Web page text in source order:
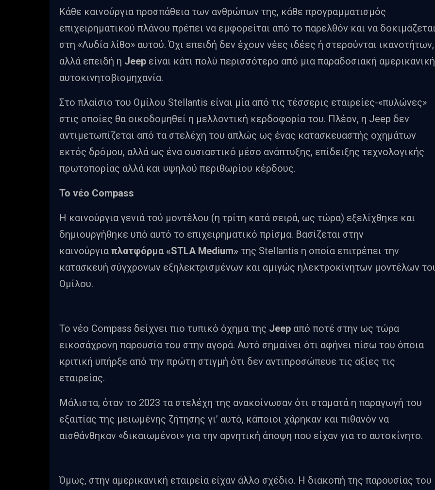
Κάθε καινούργια προσπάθεια των ανθρώπων της, κάθε προγραμματισμός
επιχειρηματικού πλάνου πρέπει να εμφορείται από το παρελθόν και να
στη «Λυδία λίθο» αυτού. Όχι επειδή δεν έχουν νέες ιδέες ή στερούνται ικανοτήτων,
αλλά επειδή η Jeep είναι κάτι πολύ περισσότερο από μια παραδοσιακή αμερικανική
αυτοκινητοβιομηχανία.
Στο πλαίσιο του Ομίλου Stellantis είναι μία από τις τέσσερις εταιρείες-«πυλώνες»
στις οποίες θα οικοδομηθεί η μελλοντική κερδοφορία του. Πλέον, η Jeep δεν
αντιμετωπίζεται από τα στελέχη του απλώς ως ένας κατασκευαστής οχημάτων
εκτός δρόμου, αλλά ως ένα ουσιαστικό μέσο ανάπτυξης, επίδειξης τεχνολογικής
πρωτοπορίας αλλά και υψηλού περιθωρίου κέρδους.
Το νέο Compass
Η καινούργια γενιά τού μοντέλου (η τρίτη κατά σειρά, ως τώρα) εξελίχθηκε και
δημιουργήθηκε υπό αυτό το επιχειρηματικό πρίσμα. Βασίζεται στην
καινούργια πλατφόρμα «STLA Medium» της Stellantis η οποία επιτρέπει την
κατασκευή σύγχρονων εξηλεκτρισμένων και αμιγώς ηλεκτροκίνητων μοντέλων
Ομίλου.
Το νέο Compass δείχνει πιο τυπικό όχημα της Jeep από ποτέ στην ως τώρα
εικοσάχρονη παρουσία του στην αγορά. Αυτό σημαίνει ότι αφήνει πίσω του όποια
κριτική υπήρξε από την πρώτη στιγμή ότι δεν αντιπροσώπευε τις αξίες τις
εταιρείας.
Μάλιστα, όταν το 2023 τα στελέχη της ανακοίνωσαν ότι σταματά η παραγωγή του
εξαιτίας της μειωμένης ζήτησης γι’ αυτό, κάποιοι χάρηκαν και πιθανόν να
αισθάνθηκαν «δικαιωμένοι» για την αρνητική άποψη που είχαν για το αυτοκίνητο.
Όμως, στην αμερικανική εταιρεία είχαν άλλο σχέδιο. Η διακοπή της παρουσίας του